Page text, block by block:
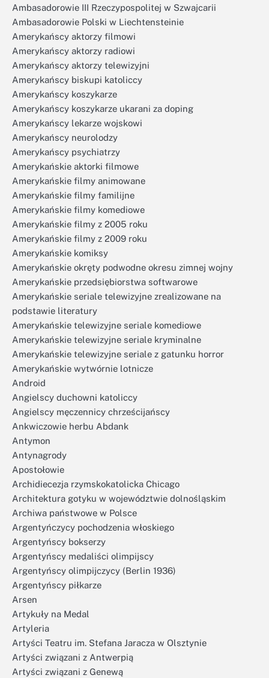
Ambasadorowie III Rzeczypospolitej w Szwajcarii
Ambasadorowie Polski w Liechtensteinie
Amerykańscy aktorzy filmowi
Amerykańscy aktorzy radiowi
Amerykańscy aktorzy telewizyjni
Amerykańscy biskupi katoliccy
Amerykańscy koszykarze
Amerykańscy koszykarze ukarani za doping
Amerykańscy lekarze wojskowi
Amerykańscy neurolodzy
Amerykańscy psychiatrzy
Amerykańskie aktorki filmowe
Amerykańskie filmy animowane
Amerykańskie filmy familijne
Amerykańskie filmy komediowe
Amerykańskie filmy z 2005 roku
Amerykańskie filmy z 2009 roku
Amerykańskie komiksy
Amerykańskie okręty podwodne okresu zimnej wojny
Amerykańskie przedsiębiorstwa softwarowe
Amerykańskie seriale telewizyjne zrealizowane na
podstawie literatury
Amerykańskie telewizyjne seriale komediowe
Amerykańskie telewizyjne seriale kryminalne
Amerykańskie telewizyjne seriale z gatunku horror
Amerykańskie wytwórnie lotnicze
Android
Angielscy duchowni katoliccy
Angielscy męczennicy chrześcijańscy
Ankwiczowie herbu Abdank
Antymon
Antynagrody
Apostołowie
Archidiecezja rzymskokatolicka Chicago
Architektura gotyku w województwie dolnośląskim
Archiwa państwowe w Polsce
Argentyńczycy pochodzenia włoskiego
Argentyńscy bokserzy
Argentyńscy medaliści olimpijscy
Argentyńscy olimpijczycy (Berlin 1936)
Argentyńscy piłkarze
Arsen
Artykuły na Medal
Artyleria
Artyści Teatru im. Stefana Jaracza w Olsztynie
Artyści związani z Antwerpią
Artyści związani z Genewą